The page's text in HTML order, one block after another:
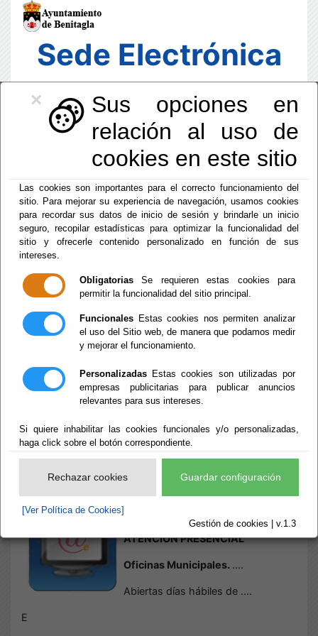
×
Sus opciones en
relación al uso de
cookies en este sitio
Las cookies son importantes para el correcto funcionamiento del
sitio. Para mejorar su experiencia de navegación, usamos cookies
para recordar sus datos de inicio de sesión y brindarle un inicio
seguro, recopilar estadísticas para optimizar la funcionalidad del
sitio y ofrecerle contenido personalizado en función de sus
intereses.
Obligatorias Se requieren estas cookies para
permitir la funcionalidad del sitio principal.
Funcionales Estas cookies nos permiten analizar
el uso del Sitio web, de manera que podamos medir
y mejorar el funcionamiento.
Personalizadas Estas cookies son utilizadas por
empresas publicitarias para publicar anuncios
relevantes para sus intereses.
Si quiere inhabilitar las cookies funcionales y/o personalizadas,
haga click sobre el botón correspondiente.
Rechazar cookies Guardar configuración
[Ver Política de Cookies]
Gestión de cookies | v.1.3
Sede Electrónica
06:54:36
Lun, 10 Agosto 2026
- Sede Electrónica Oficinas de Atención
Sede Electrónica
Oficinas de
Atención
Escuchar
TELÉFONOS Y HORARIOS DE
ATENCIÓN PRESENCIAL
Oficinas Municipales. ....
Abiertas días hábiles de ....
E